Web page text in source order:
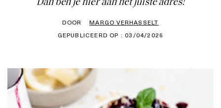
Dan ben je hier aan het juiste adres!
DOOR
MARGO VERHASSELT
GEPUBLICEERD OP : 03/04/2026